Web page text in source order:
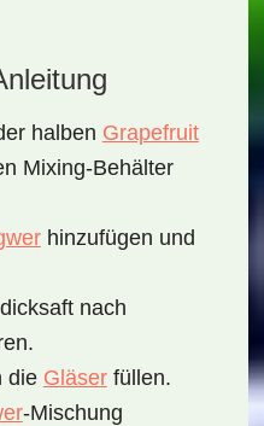
halben Grapefruit
Mixing-Behälter
hinzufügen und
nach
die Gläserfüllen.
-Mischung